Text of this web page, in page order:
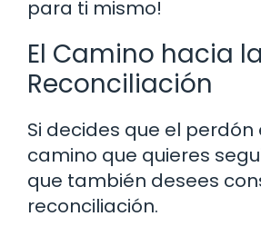
para ti mismo!
El Camino hacia la
Reconciliación
Si decides que el perdón
camino que quieres
que también desees
reconciliación.